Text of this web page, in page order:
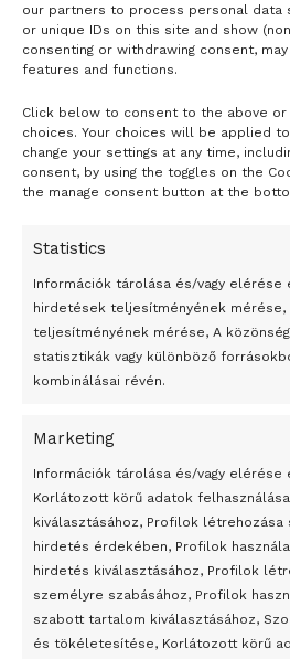
our partners to process personal data
or unique IDs on this site and show
consenting or withdrawing consent,
features and functions.
Click below to consent to the above or
choices. Your choices will be applied
change your settings at any time,
consent, by using the toggles on the
the manage consent button at the
Statistics
Információk tárolása és/vagy elérése
hirdetések teljesítményének mérése,
teljesítményének mérése, A
statisztikák vagy különböző
kombinálásai révén.
Marketing
Információk tárolása és/vagy elérése
Korlátozott körű adatok
kiválasztásához, Profilok
hirdetés érdekében, Profilok
hirdetés kiválasztásához, Profilok
személyre szabásához, Profilok
szabott tartalom kiválasztásához,
és tökéletesítése, Korlátozott körű
- H I R D E T É S
Átmenetileg szünetelnek az
Egy vagyonért adták el Banksy
Az 1950-ben elhunyt alkotók művei
felhasználhatóvá válnak